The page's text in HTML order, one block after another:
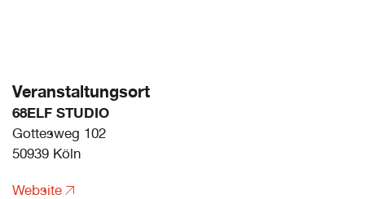
Veranstaltungsort
68ELF STUDIO
Gottesweg 102
50939 Köln
Website